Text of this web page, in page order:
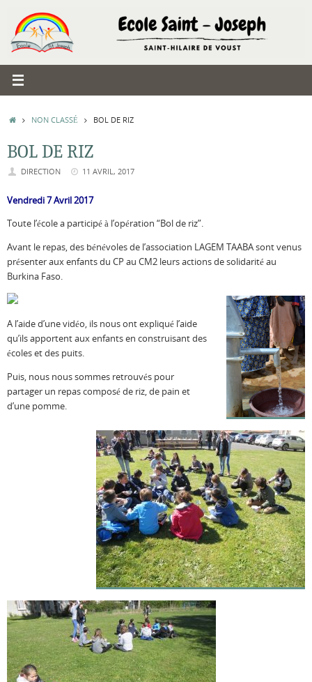
contenu
ACCUEIL
NON CLASSÉ BOL DE RIZ
BOL DE RIZ
DIRECTION 11 AVRIL, 2017
Vendredi 7 Avril 2017
Toute l’école a participé à l’opération “Bol de riz”.
Avant le repas, des bénévoles de l’association LAGEM TAABA sont venus
présenter aux enfants du CP au CM2 leurs actions de solidarité au
Burkina Faso.
A l’aide d’une vidéo, ils nous ont expliqué l’aide
qu’ils apportent aux enfants en construisant des
écoles et des puits.
Puis, nous nous sommes retrouvés pour
partager un repas composé de riz, de pain et
d’une pomme.